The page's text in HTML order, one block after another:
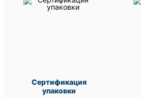
Сертификация
упаковки